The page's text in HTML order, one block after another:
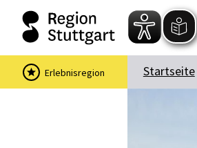
Startseite
Erlebnisregion